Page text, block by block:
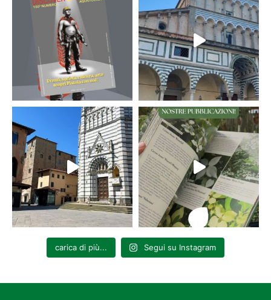
carica di più... Segui su Instagram